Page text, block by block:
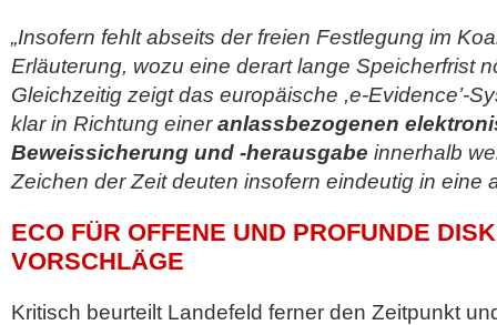
„Insofern fehlt abseits der freien Festlegung im
Erläuterung, wozu eine derart lange Speicherfrist
Gleichzeitig zeigt das europäische ,e-Evidence’-
klar in Richtung eineranlassbezogenen
Beweissicherung und -herausgabe innerhalb
Zeichen der Zeit deuten insofern eindeutig in eine
ECO FÜR OFFENE UND PROFUNDE
VORSCHLÄGE
Kritisch beurteilt Landefeld ferner den Zeitpunkt